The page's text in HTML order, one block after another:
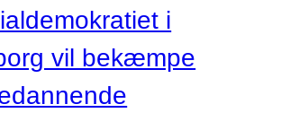
i
vil bekæmpe